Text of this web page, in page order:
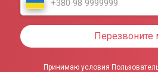
Перезвоните
Принимаю условия